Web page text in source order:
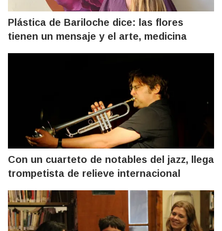
Plástica de Bariloche dice: las flores
tienen un mensaje y el arte, medicina
Con un cuarteto de notables del jazz, llega
trompetista de relieve internacional